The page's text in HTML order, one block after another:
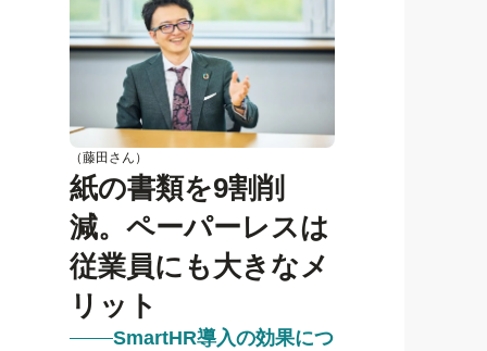
（藤田さん）
紙の書類を9割削
減。ペーパーレスは
従業員にも大きなメ
リット
SmartHR導入の効果につ